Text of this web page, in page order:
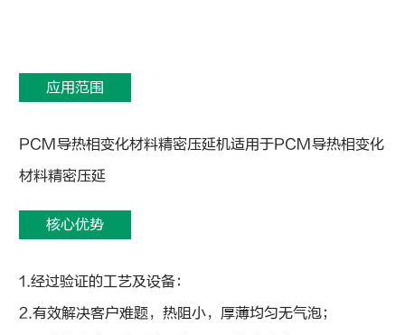
应用范围
PCM导热相变化材料精密压延机适用于PCM导热相变化
材料精密压延
核心优势
1.经过验证的工艺及设备：
2.有效解决客户难题，热阻小，厚薄均匀无气泡；